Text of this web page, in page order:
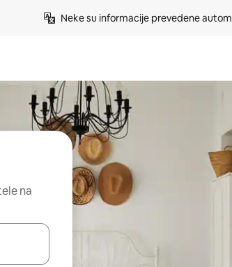
Neke su informacije prevedene
na
koristeći se strelicama prema gore i